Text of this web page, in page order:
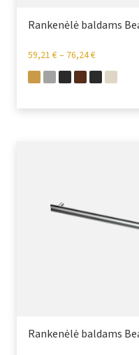
Rankenėlė baldams
59,21 €– 76,24€
Rankenėlė baldams